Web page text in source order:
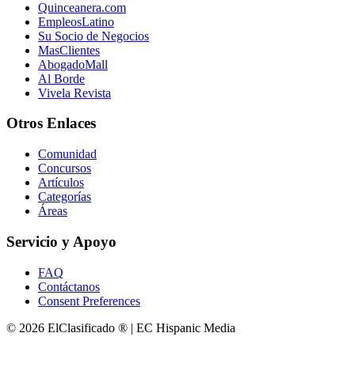
Quinceanera.com
EmpleosLatino
Su Socio de Negocios
MasClientes
AbogadoMall
Al Borde
Vivela Revista
Otros Enlaces
Comunidad
Concursos
Artículos
Categorías
Áreas
Servicio y Apoyo
FAQ
Contáctanos
Consent Preferences
© 2026 ElClasificado ® | EC Hispanic Media